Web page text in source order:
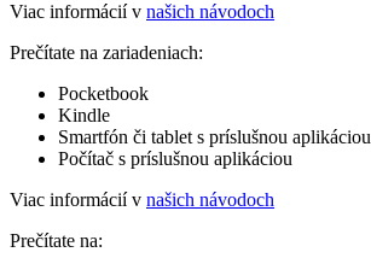
Viac informácií v našich návodoch
Prečítate na zariadeniach:
Pocketbook
Kindle
Smartfón či tablet s príslušnou aplikáciou
Počítač s príslušnou aplikáciou
Viac informácií v našich návodoch
Prečítate na: